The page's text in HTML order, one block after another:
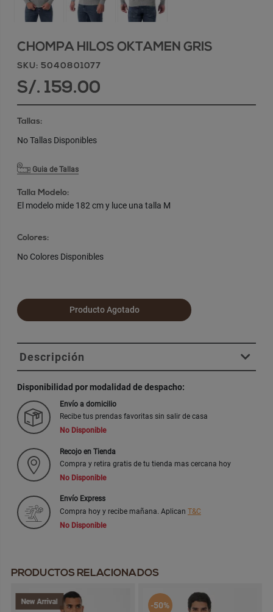
CHOMPA HILOS OKTAMEN GRIS
SKU: 5040801077
S/. 159.00
Tallas:
No Tallas Disponibles
Guia de Tallas
Talla Modelo:
El modelo mide 182 cm y luce una talla M
Colores:
No Colores Disponibles
Producto Agotado
Descripción
Disponibilidad por modalidad de despacho:
Envío a domicilio
Recibe tus prendas favoritas sin salir de casa
No Disponible
Recojo en Tienda
Compra y retira gratis de tu tienda mas cercana hoy
No Disponible
Envío Express
Compra hoy y recibe mañana. Aplican T&C
No Disponible
PRODUCTOS RELACIONADOS
New Arrival -50%